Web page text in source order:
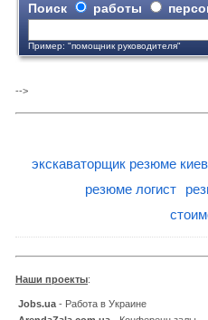
Поиск работы
Пример: "помощник руководителя"
-->
экскаваторщик резюме киев
резюме логист
Наши проекты:
Jobs.ua - Работа в Украине